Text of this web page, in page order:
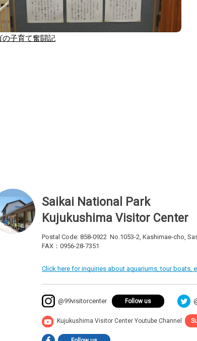
の子育て奮闘記
Saikai National Park
Kujukushima Visitor Center
Postal Code: 858-0922 No.1053-2, Kashimae-cho,
FAX：0956-28-7351
Click here for inquiries about aquariums, tour boats,
@99visitorcenter Follow us
Kujukushima Visitor Center Youtube Channel